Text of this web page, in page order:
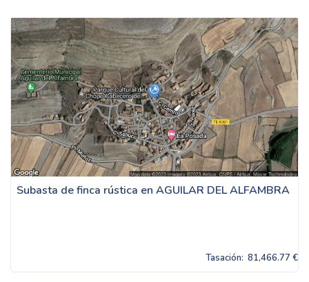
Subasta de finca rústica en AGUILAR DEL ALFAMBRA
Tasación: 81,466.77 €